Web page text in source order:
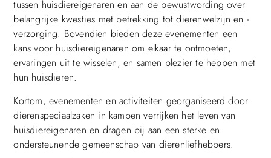
tussen huisdiereigenaren en aan de bewustwording over
belangrijke kwesties met betrekking tot dierenwelzijn en -
verzorging. Bovendien bieden deze evenementen een
kans voor huisdiereigenaren om elkaar te ontmoeten,
ervaringen uit te wisselen, en samen plezier te hebben met
hun huisdieren.
Kortom, evenementen en activiteiten georganiseerd door
dierenspeciaalzaken in kampen verrijken het leven van
huisdiereigenaren en dragen bij aan een sterke en
ondersteunende gemeenschap van dierenliefhebbers.